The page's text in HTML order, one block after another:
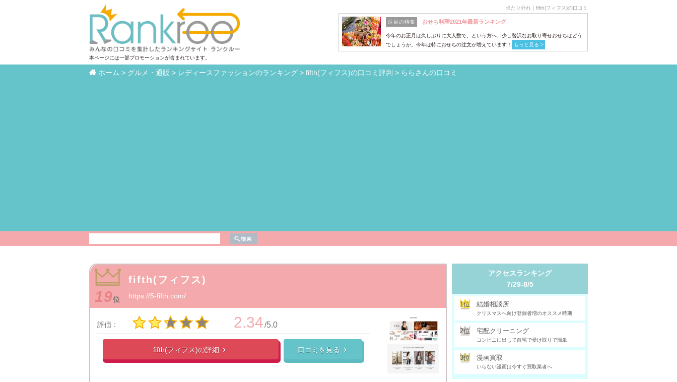
本ページには一部プロモーションが含まれています。
当たり外れ｜fifth(フィフス)の口コミ
注目の特集 おせち料理2021年最新ランキング
今年のお正月は久しぶりに大人数で。という方へ、少し贅沢なお取り寄せおせちはどう
でしょうか。今年は特におせちの注文が増えています！
もっと見る >
 ホーム > グルメ・通販 > レディースファッションのランキング > fifth(フィフス)の口コミ評判 > ららさんの口コミ
19位
fifth(フィフス)
https://5-fifth.com/
評価： 2.34/5.0
fifth(フィフス)の詳細  口コミを見る 
アクセスランキング
7/29-8/5
1位 結婚相談所
クリスマスへ向け登録者増のオススメ時期
2位 宅配クリーニング
コンビニに出して自宅で受け取りで簡単
3位 漫画買取
いらない漫画は今すぐ買取業者へ